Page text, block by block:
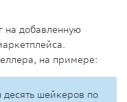
на добавленную
на примере:
шейкеров по